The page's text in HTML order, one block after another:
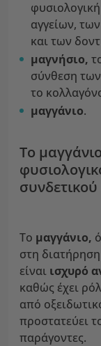
αγγείων,
και των
μαγνήσιο,
σύνθεση
το
μαγγάνιο.
Το
συνδετικού
Το μαγγάνιο,
στη διατήρηση
είναι ισχυρό
καθώς έχει
από
προστατεύει
παράγοντες.